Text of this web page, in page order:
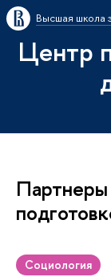
Высшая школа
Центр
Партнеры
Социология